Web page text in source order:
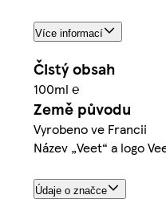
Více informací
Čistý obsah
100ml ℮
Země původu
Vyrobeno ve Francii
Název „Veet“ a logo
Údaje o značce